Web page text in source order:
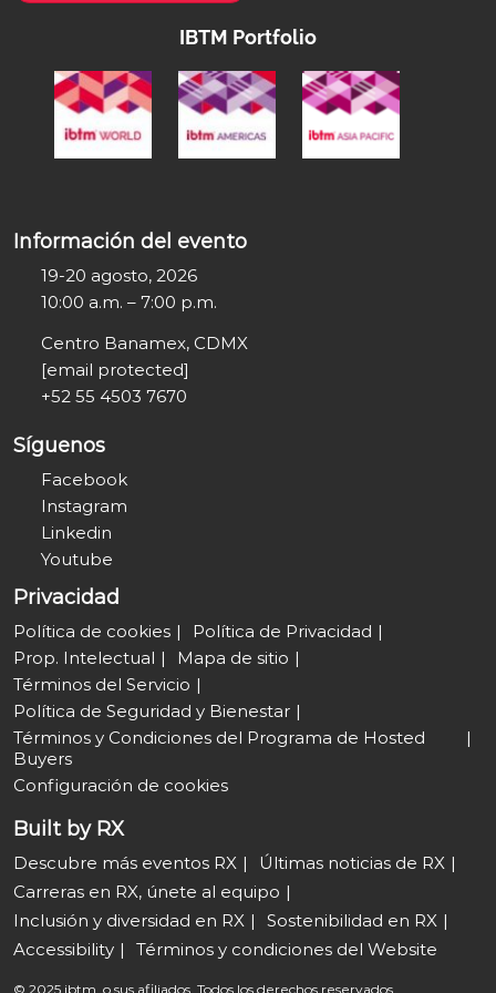
IBTM Portfolio
Información del evento
19-20 agosto, 2026
10:00 a.m. – 7:00 p.m.
Centro Banamex, CDMX
[email protected]
+52 55 4503 7670
Síguenos
Facebook
Instagram
Linkedin
Youtube
Privacidad
Política de cookies
Política de Privacidad
Prop. Intelectual
Mapa de sitio
Términos del Servicio
Política de Seguridad y Bienestar
Términos y Condiciones del Programa de Hosted
Buyers
Configuración de cookies
Built by RX
Descubre más eventos RX
Últimas noticias de RX
Carreras en RX, únete al equipo
Inclusión y diversidad en RX
Sostenibilidad en RX
Accessibility
Términos y condiciones del Website
© 2025 ibtm, o sus afiliados. Todos los derechos reservados.